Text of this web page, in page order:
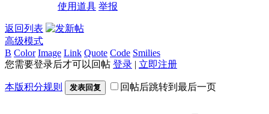
使用道具 举报
返回列表
高级模式
B Color Image Link Quote Code Smilies
您需要登录后才可以回帖 登录 | 立即注册
本版积分规则 发表回复 回帖后跳转到最后一页